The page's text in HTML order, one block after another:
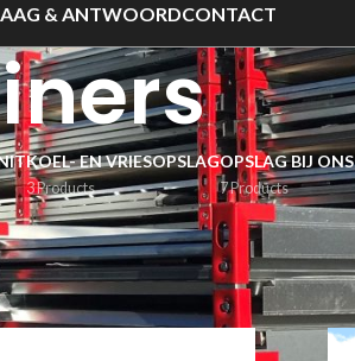
& ANTWOORDCONTACT
KOEL- EN VRIESOPSLAG
3 Products
OPSLAG BIJ ONS
7 Products
Show 9 24 36